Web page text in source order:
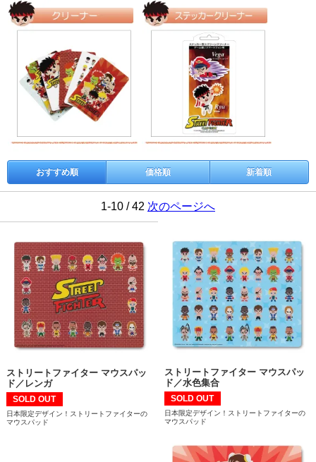
おすすめ順 価格順 新着順
1-10 / 42 次のページへ
ストリートファイター マウスパッ
ド／レンガ
SOLD OUT
日本限定デザイン！ストリートファイターの
マウスパッド
ストリートファイター マウスパッ
ド／水色集合
SOLD OUT
日本限定デザイン！ストリートファイターの
マウスパッド